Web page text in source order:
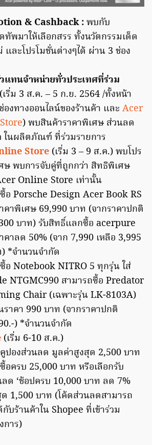
& Cashback :พบกับ
มาให้เลือกสรร ทั้งนวัตกรรมเด็ด
และโปรโมชั่นต่างๆได้ ผ่าน 3 ช่อง
แทนจำหน่ายทั่วประเทศที่ร่วม
(เริ่ม 3 ส.ค. – 5 ก.ย. 2564 /ทั้งหน้า
งทางออนไลน์ของร้านค้า และ Acer
) พบสินค้าราคาพิเศษ ส่วนลด
ในผลิตภัณฑ์ ที่ร่วมรายการ
Store (เริ่ม 3 – 9 ส.ค.) พบโปร
ษ พบการจับคู่ที่ถูกกว่า สิทธิพิเศษ
Online Store เท่านั้น
อ Porsche Design Acer Book RS
คาพิเศษ 69,990 บาท (จากราคาปกติ
บาท) รับสิทธิ์แลกซื้อ acerpure
คาลด 50% (จาก 7,990 เหลือ 3,995
*จำนวนจำกัด
อ Notebook NITRO 5 ทุกรุ่น ใส่
NTGMC990 สามารถซื้อ Predator
Chair (เฉพาะรุ่น LK-8103A)
ราคา 990 บาท (จากราคาปกติ
) *จำนวนจำกัด
(เริ่ม 6-10 ส.ค.)
ปองส่วนลด มูลค่าสูงสุด 2,500 บาท
อครบ 25,000 บาท หรือเลือกรับ
ด ‘ช้อปครบ 10,000 บาท ลด 7%
1,500 บาท (โค้ดส่วนลดสามารถ
กับร้านค้าใน Shopee ที่เข้าร่วม
การ)